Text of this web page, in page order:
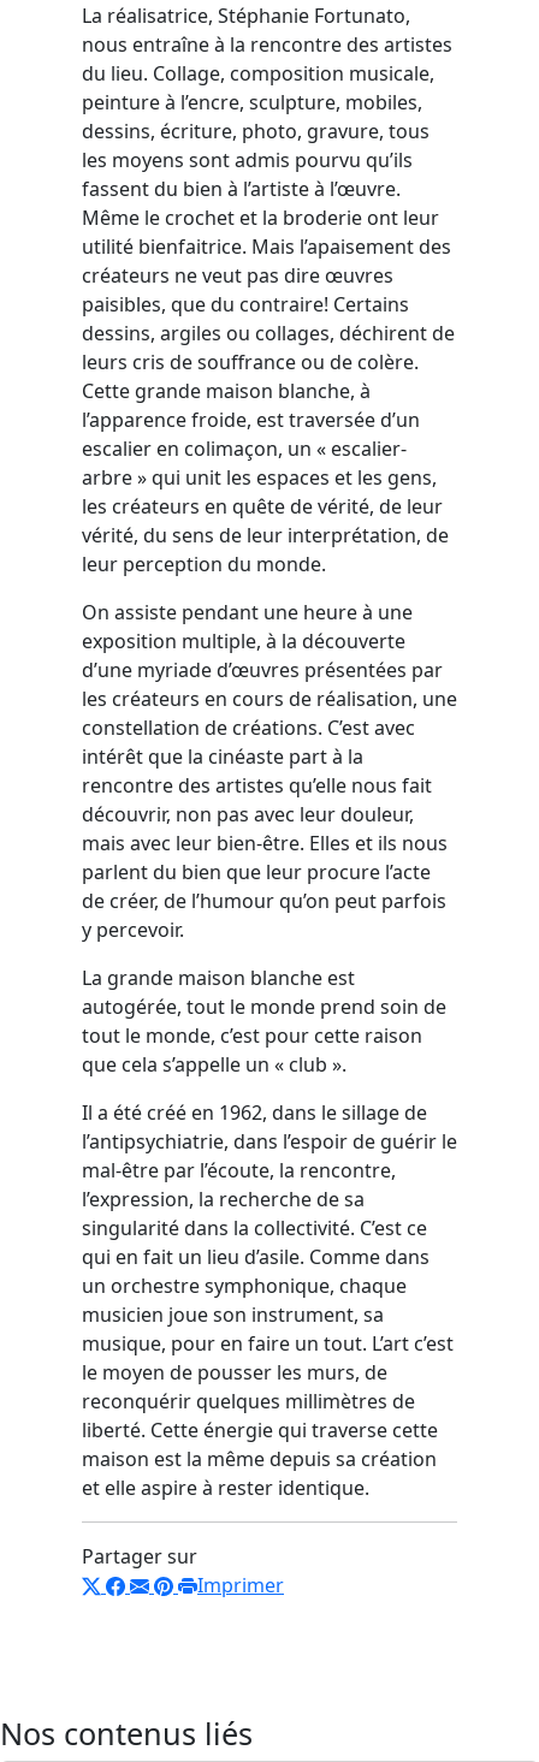
La réalisatrice, Stéphanie Fortunato,
nous entraîne à la rencontre des artistes
du lieu. Collage, composition musicale,
peinture à l’encre, sculpture, mobiles,
dessins, écriture, photo, gravure, tous
les moyens sont admis pourvu qu’ils
fassent du bien à l’artiste à l’œuvre.
Même le crochet et la broderie ont leur
utilité bienfaitrice. Mais l’apaisement des
créateurs ne veut pas dire œuvres
paisibles, que du contraire! Certains
dessins, argiles ou collages, déchirent de
leurs cris de souffrance ou de colère.
Cette grande maison blanche, à
l’apparence froide, est traversée d’un
escalier en colimaçon, un « escalier-
arbre » qui unit les espaces et les gens,
les créateurs en quête de vérité, de leur
vérité, du sens de leur interprétation, de
leur perception du monde.
On assiste pendant une heure à une
exposition multiple, à la découverte
d’une myriade d’œuvres présentées par
les créateurs en cours de réalisation, une
constellation de créations. C’est avec
intérêt que la cinéaste part à la
rencontre des artistes qu’elle nous fait
découvrir, non pas avec leur douleur,
mais avec leur bien-être. Elles et ils nous
parlent du bien que leur procure l’acte
de créer, de l’humour qu’on peut parfois
y percevoir.
La grande maison blanche est
autogérée, tout le monde prend soin de
tout le monde, c’est pour cette raison
que cela s’appelle un « club ».
Il a été créé en 1962, dans le sillage de
l’antipsychiatrie, dans l’espoir de guérir le
mal-être par l’écoute, la rencontre,
l’expression, la recherche de sa
singularité dans la collectivité. C’est ce
qui en fait un lieu d’asile. Comme dans
un orchestre symphonique, chaque
musicien joue son instrument, sa
musique, pour en faire un tout. L’art c’est
le moyen de pousser les murs, de
reconquérir quelques millimètres de
liberté. Cette énergie qui traverse cette
maison est la même depuis sa création
et elle aspire à rester identique.
Partager sur
Imprimer
Nos contenus liés